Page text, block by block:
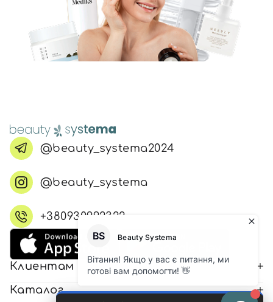
@beauty_systema2024
@beauty_systema
+380930992322
Клиентам
Каталог